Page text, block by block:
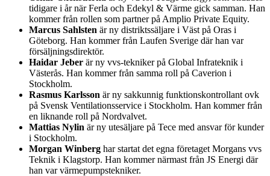
tidigare i år när Ferla och Edekyl & Värme gick samman. Han
kommer från rollen som partner på Amplio Private Equity.
Marcus Sahlsten är ny distriktssäljare i Väst på Oras i
Göteborg. Han kommer från Laufen Sverige där han var
försäljningsdirektör.
Haidar Jeber är ny vvs-tekniker på Global Infrateknik i
Västerås. Han kommer från samma roll på Caverion i
Stockholm.
Rasmus Karlsson är ny sakkunnig funktionskontrollant ovk
på Svensk Ventilationsservice i Stockholm. Han kommer från
en liknande roll på Nordvalvet.
Mattias Nylin är ny utesäljare på Tece med ansvar för kunder
i Stockholm.
Morgan Winberg har startat det egna företaget Morgans vvs
Teknik i Klagstorp. Han kommer närmast från JS Energi där
han var värmepumpstekniker.